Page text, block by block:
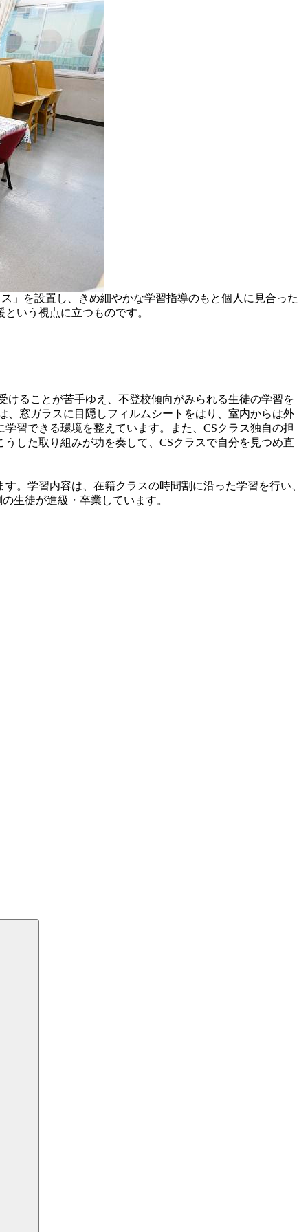
」を設置し、きめ細やかな学習指導のもと個人に見合った
いう視点に立つものです。
ることが苦手ゆえ、不登校傾向がみられる生徒の学習を
窓ガラスに目隠しフィルムシートをはり、室内からは外
習できる環境を整えています。また、CSクラス独自の担
した取り組みが功を奏して、CSクラスで自分を見つめ直
。学習内容は、在籍クラスの時間割に沿った学習を行い、
生徒が進級・卒業しています。